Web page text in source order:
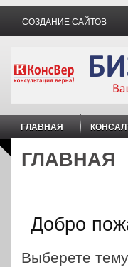
СОЗДАНИЕ САЙТОВ
ГЛАВНАЯ
ГЛАВНАЯ
Добро
Выберете